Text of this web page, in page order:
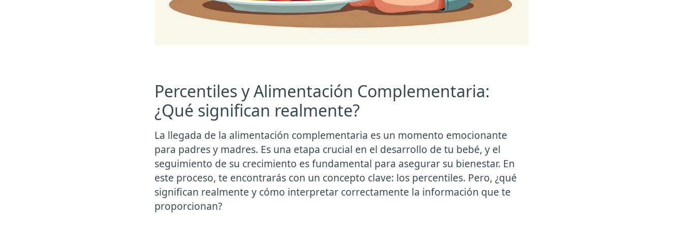
Percentiles y Alimentación Complementaria:
¿Qué significan realmente?
La llegada de la alimentación complementaria es un momento emocionante
para padres y madres. Es una etapa crucial en el desarrollo de tu bebé, y el
seguimiento de su crecimiento es fundamental para asegurar su bienestar. En
este proceso, te encontrarás con un concepto clave: los percentiles. Pero, ¿qué
significan realmente y cómo interpretar correctamente la información que te
proporcionan?